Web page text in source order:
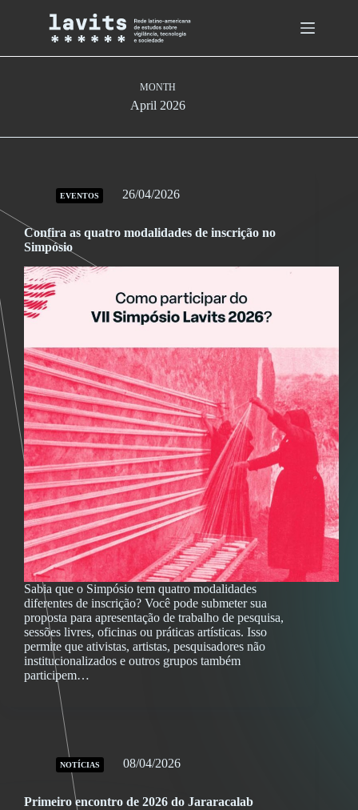
MONTH
April 2026
EVENTOS 26/04/2026
Confira as quatro modalidades de inscrição no
Simpósio
Sabia que o Simpósio tem quatro modalidades
diferentes de inscrição? Você pode submeter sua
proposta para apresentação de trabalho de pesquisa,
sessões livres, oficinas ou práticas artísticas. Isso
permite que ativistas, artistas, pesquisadores não
institucionalizados e outros grupos também
participem…
NOTÍCIAS 08/04/2026
Primeiro encontro de 2026 do Jararacalab